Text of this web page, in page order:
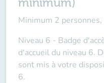
Minimum 2
Niveau 6 - Badge
d'accueil du niveau 6.
sont mis à votre
6.